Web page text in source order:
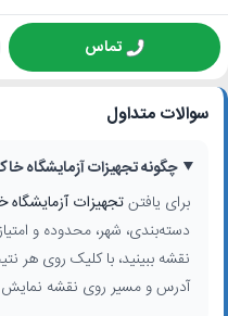
تماس
سوالات متداول
چگونه تجهیزات آزمایشگاه
برای یافتنتجهیزات
دسته‌بندی، شهر، محدوده و
نقشه ببینید، با کلیک روی هر
آدرس و مسیر روی نقشه